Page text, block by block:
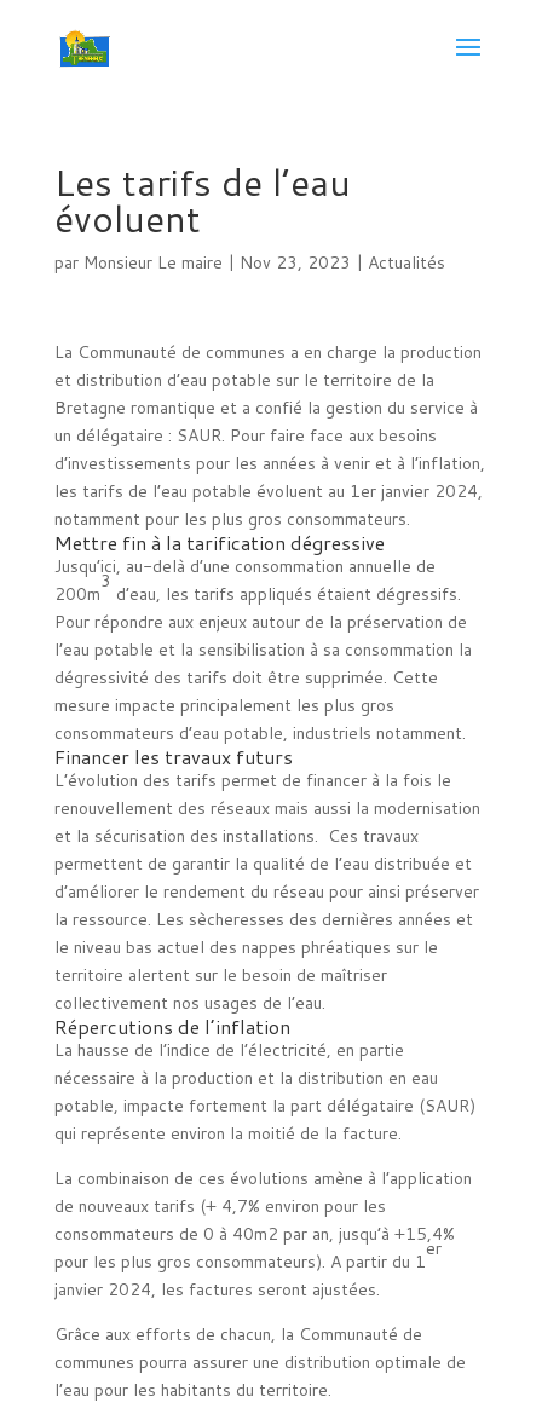
Les tarifs de l’eau
évoluent
par Monsieur Le maire | Nov 23, 2023 | Actualités
La Communauté de communes a en charge la production
et distribution d’eau potable sur le territoire de la
Bretagne romantique et a confié la gestion du service à
un délégataire : SAUR. Pour faire face aux besoins
d’investissements pour les années à venir et à l’inflation,
les tarifs de l’eau potable évoluent au 1er janvier 2024,
notamment pour les plus gros consommateurs.
Mettre fin à la tarification dégressive
Jusqu’ici, au-delà d’une consommation annuelle de
200m
3
d’eau, les tarifs appliqués étaient dégressifs.
Pour répondre aux enjeux autour de la préservation de
l’eau potable et la sensibilisation à sa consommation la
dégressivité des tarifs doit être supprimée. Cette
mesure impacte principalement les plus gros
consommateurs d’eau potable, industriels notamment.
Financer les travaux futurs
L’évolution des tarifs permet de financer à la fois le
renouvellement des réseaux mais aussi la modernisation
et la sécurisation des installations. Ces travaux
permettent de garantir la qualité de l’eau distribuée et
d’améliorer le rendement du réseau pour ainsi préserver
la ressource. Les sècheresses des dernières années et
le niveau bas actuel des nappes phréatiques sur le
territoire alertent sur le besoin de maîtriser
collectivement nos usages de l’eau.
Répercutions de l’inflation
La hausse de l’indice de l’électricité, en partie
nécessaire à la production et la distribution en eau
potable, impacte fortement la part délégataire (SAUR)
qui représente environ la moitié de la facture.
La combinaison de ces évolutions amène à l’application
de nouveaux tarifs (+ 4,7% environ pour les
consommateurs de 0 à 40m2 par an, jusqu’à +15,4%
pour les plus gros consommateurs). A partir du 1
er
janvier 2024, les factures seront ajustées.
Grâce aux efforts de chacun, la Communauté de
communes pourra assurer une distribution optimale de
l’eau pour les habitants du territoire.